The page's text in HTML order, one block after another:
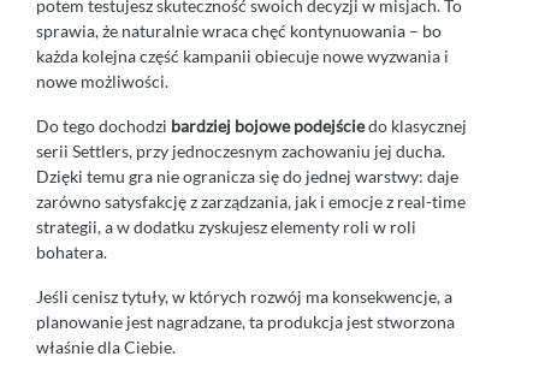
potem testujesz skuteczność swoich decyzji w misjach. To
sprawia, że naturalnie wraca chęć kontynuowania – bo
każda kolejna część kampanii obiecuje nowe wyzwania i
nowe możliwości.
Do tego dochodzi bardziej bojowe podejściedo klasycznej
serii Settlers, przy jednoczesnym zachowaniu jej ducha.
Dzięki temu gra nie ogranicza się do jednej warstwy: daje
zarówno satysfakcję z zarządzania, jak i emocje z real-time
strategii, a w dodatku zyskujesz elementy roli w roli
bohatera.
Jeśli cenisz tytuły, w których rozwój ma konsekwencje, a
planowanie jest nagradzane, ta produkcja jest stworzona
właśnie dla Ciebie.